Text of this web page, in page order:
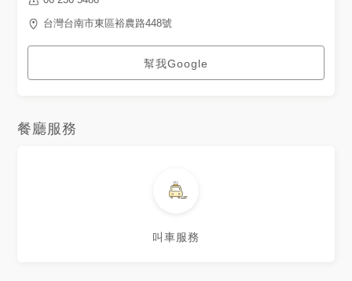
台灣台南市東區裕農路448號
幫我Google
餐廳服務
叫車服務